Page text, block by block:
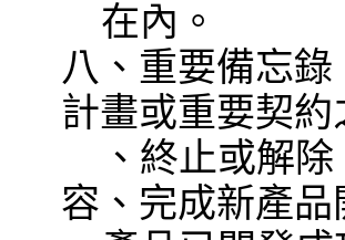
八、重要備忘
計畫或重要契
容、完成新產